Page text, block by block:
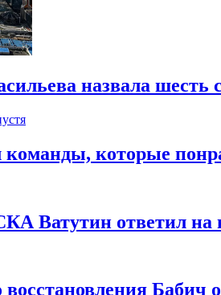
назвала
команды, которые
Ватутин ответил на
восстановления